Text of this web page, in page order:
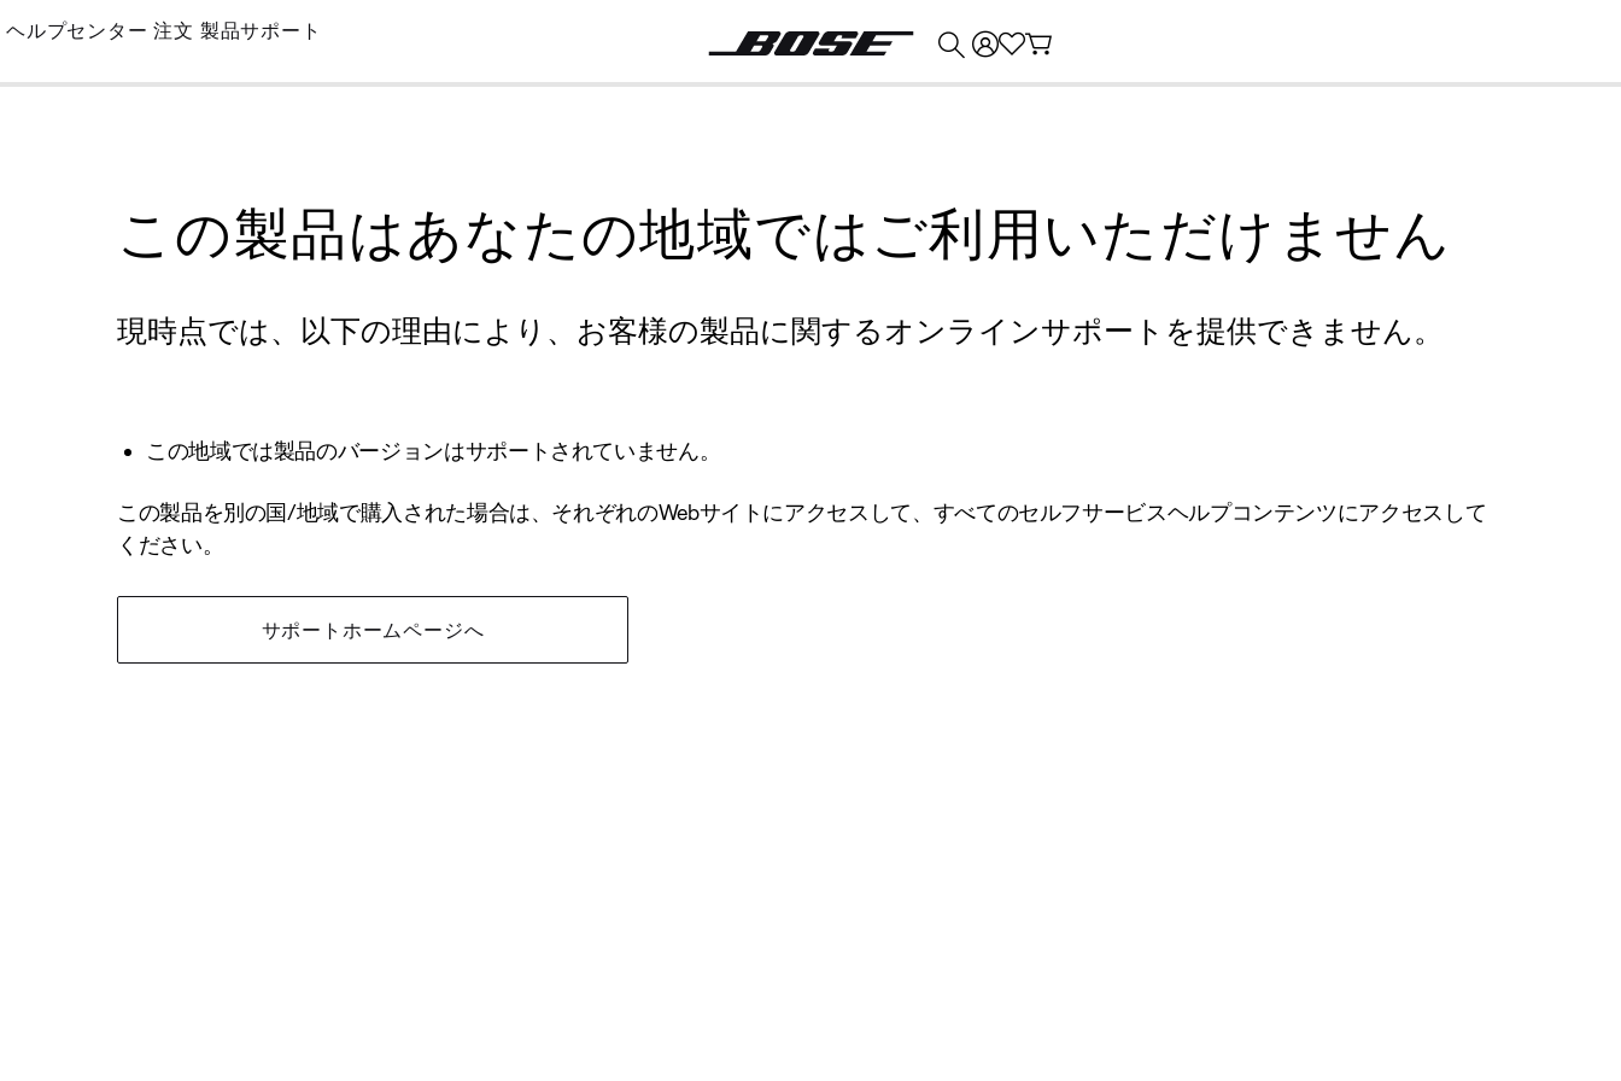
Skip
Main
ヘルプセンター 注文 製品サポート
この製品はあなたの地域ではご利用いただけません
現時点では、以下の理由により、お客様の製品に関するオンラインサポートを提供できません。
この地域では製品のバージョンはサポートされていません。
この製品を別の国/地域で購入された場合は、それぞれのWebサイトにアクセスして、すべてのセルフサービスヘルプコンテンツにアクセスして
ください。
サポートホームページへ